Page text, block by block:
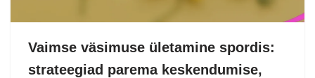
Vaimse väsimuse ületamine spordis:
strateegiad parema keskendumise,